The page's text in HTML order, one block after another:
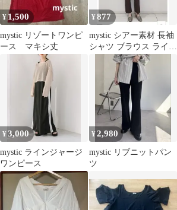
¥ 1,500
mystic リゾートワンピ
ース マキシ丈
¥877
mystic シアー素材 長袖
シャツ ブラウス ライト
グリーン ミント
¥3,000
mystic ラインジャージ
ワンピース
¥2,980
mystic リブニットパン
ツ